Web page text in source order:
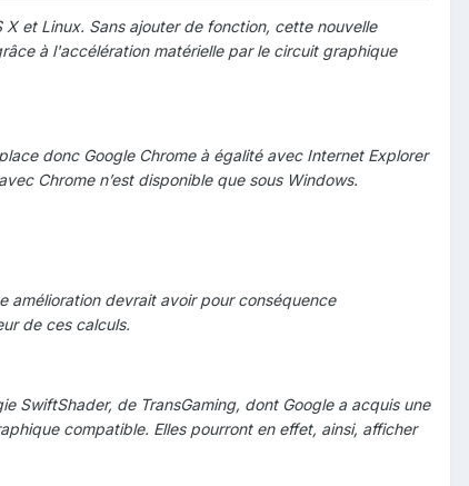
et Linux. Sans ajouter de fonction, cette nouvelle
à l'accélération matérielle par le circuit graphique
donc Google Chrome à égalité avec Internet Explorer
Chrome n’est disponible que sous Windows.
amélioration devrait avoir pour conséquence
de ces calculs.
SwiftShader, de TransGaming, dont Google a acquis une
compatible. Elles pourront en effet, ainsi, afficher